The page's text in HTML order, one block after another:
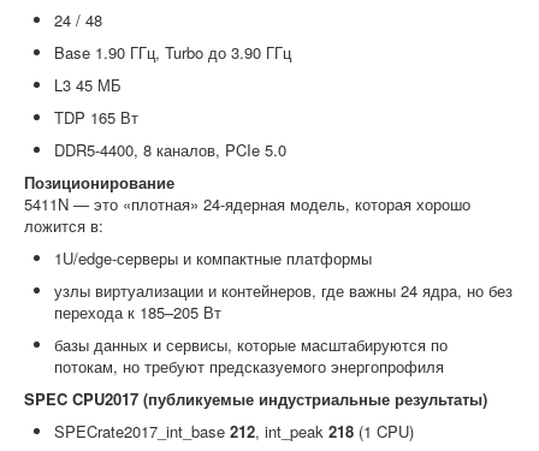
24 / 48
Base 1.90 ГГц, Turbo до 3.90 ГГц
L3 45 МБ
TDP 165 Вт
DDR5-4400, 8 каналов, PCIe 5.0
Позиционирование
5411N — это «плотная» 24-ядерная модель, которая хорошо
ложится в:
1U/edge-серверы и компактные платформы
узлы виртуализации и контейнеров, где важны 24 ядра, но без
перехода к 185–205 Вт
базы данных и сервисы, которые масштабируются по
потокам, но требуют предсказуемого энергопрофиля
SPEC CPU2017 (публикуемые индустриальные результаты)
SPECrate2017_int_base 212, int_peak 218 (1 CPU)